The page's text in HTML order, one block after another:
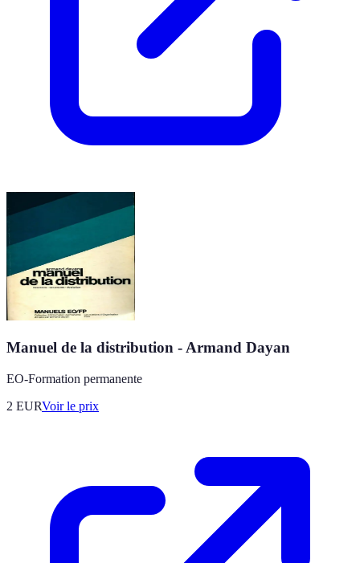
Manuel de la distribution - Armand Dayan
EO-Formation permanente
2 EURVoir le prix